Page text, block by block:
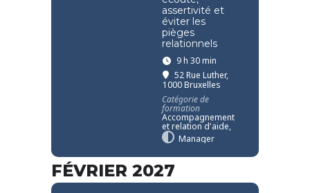
assertivité et
éviter les
pièges
relationnels
9 h 30 min
52 Rue Luther,
1000 Bruxelles
Catégorie de
formation
Accompagnement
et relation d'aide,
Manager
FÉVRIER 2027